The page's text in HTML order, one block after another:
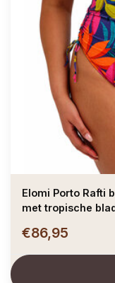
Elomi Porto Rafti
met tropische
€86,95